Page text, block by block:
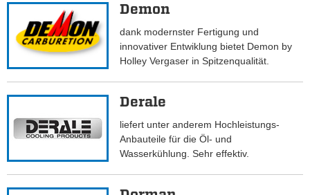
Demon
dank modernster Fertigung und
innovativer Entwiklung bietet Demon by
Holley Vergaser in Spitzenqualität.
Derale
liefert unter anderem Hochleistungs-
Anbauteile für die Öl- und
Wasserkühlung. Sehr effektiv.